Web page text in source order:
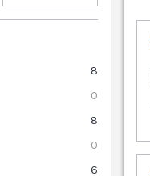
8
0
8
0
6